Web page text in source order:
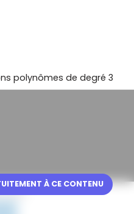
polynômes de degré 3
À CE CONTENU
avec